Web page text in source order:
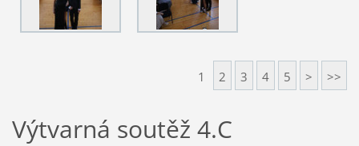
1 2 3 4 5 > >>
Výtvarná soutěž 4.C